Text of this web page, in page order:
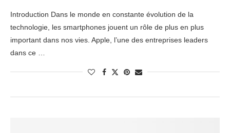
Introduction Dans le monde en constante évolution de la
technologie, les smartphones jouent un rôle de plus en plus
important dans nos vies. Apple, l’une des entreprises leaders
dans ce …